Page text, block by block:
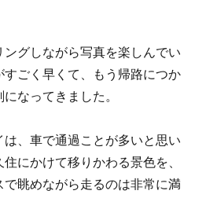
ングしながら写真を楽しんでい
すごく早くて、もう帰路につか
なってきました。
、車で通過ことが多いと思い
にかけて移りかわる景色を、
眺めながら走るのは非常に満